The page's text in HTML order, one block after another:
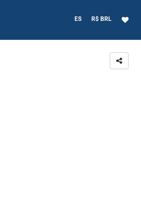
ES R$ BRL